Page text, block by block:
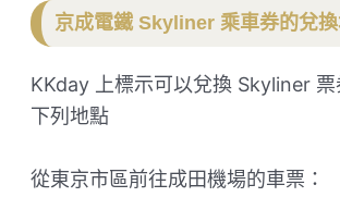
京成電鐵 Skyliner 乘車券的兌
KKday 上標示可以兌換 Skyliner
下列地點
從東京市區前往成田機場的車票：